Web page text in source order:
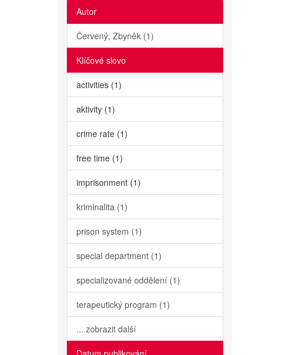
Autor
Červený, Zbyněk (1)
Klíčové slovo
activities (1)
aktivity (1)
crime rate (1)
free time (1)
imprisonment (1)
kriminalita (1)
prison system (1)
special department (1)
specializované oddělení (1)
terapeutický program (1)
... zobrazit další